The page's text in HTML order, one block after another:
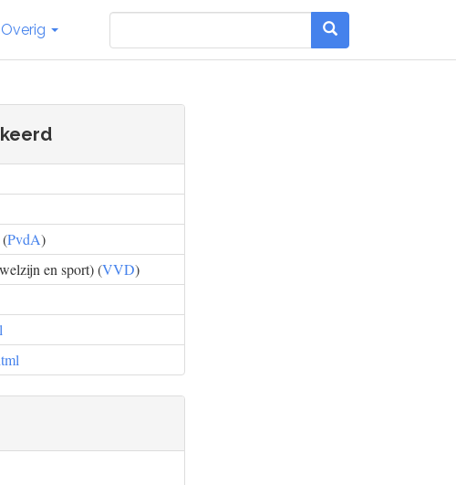
Overig
(PvdA)
en sport) (VVD)